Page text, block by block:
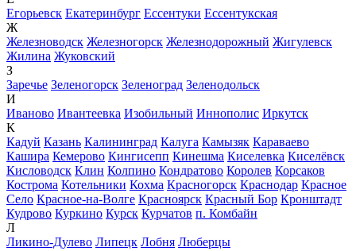
Егорьевск Екатеринбург Ессентуки Ессентукская
Ж
Железноводск Железногорск Железнодорожный Жигулевск
Жилина Жуковский
З
Заречье Зеленогорск Зеленоград Зеленодольск
И
Иваново Ивантеевка Изобильный Иннополис Иркутск
К
Кадуй Казань Калининград Калуга Камызяк Караваево
Кашира Кемерово Кингисепп Кинешма Киселевка Киселёвск
Кисловодск Клин Колпино Кондратово Королев Корсаков
Кострома Котельники Кохма Красногорск Краснодар Красное
Село Красное-на-Волге Красноярск Красный Бор Кронштадт
Кудрово Куркино Курск Курчатов п. Комбайн
Л
Ликино-Дулево Липецк Лобня Люберцы